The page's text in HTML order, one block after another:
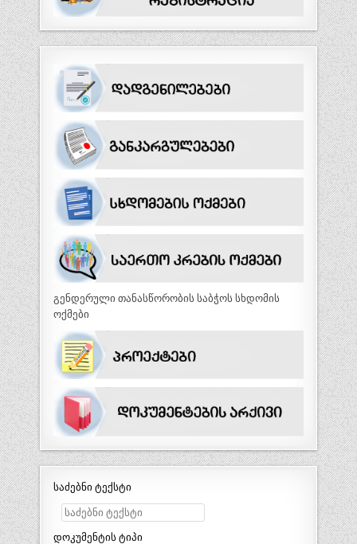
გენდერული თანასწორობის საბჭოს სხდომის
ოქმები
საძებნი ტექსტი
დოკუმენტის ტიპი